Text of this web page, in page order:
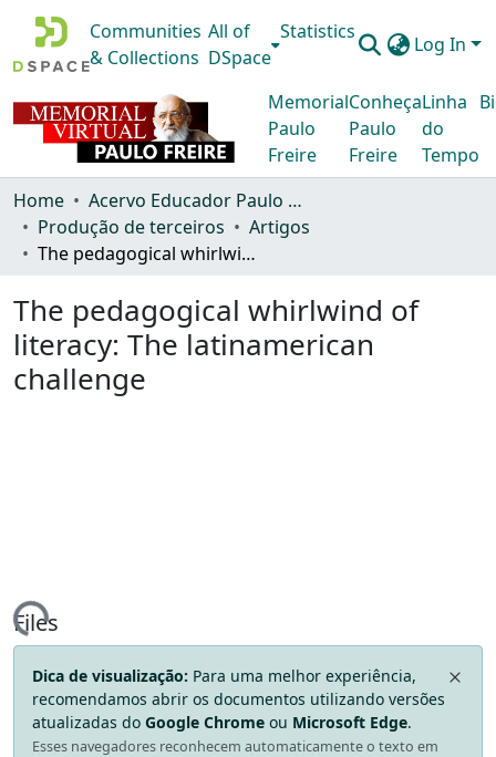
Communities
& Collections
All of
DSpace
Statistics
Log In
Memorial
Paulo
Freire
Conheça
Paulo
Freire
Linha
do
Tempo
Home
Acervo Educador Paulo Freire
Produção de terceiros
Artigos
The pedagogical whirlwind of literacy: The latinamerican challenge
The pedagogical whirlwind of
literacy: The latinamerican
challenge
Files
Dica de visualização: Para uma melhor experiência,
recomendamos abrir os documentos utilizando versões
atualizadas do Google Chrome ou Microsoft Edge.
Esses navegadores reconhecem automaticamente o texto em